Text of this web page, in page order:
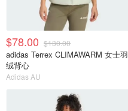
$78.00 $130.00
adidas Terrex CLIMAWARM 女士羽
绒背心
Adidas AU